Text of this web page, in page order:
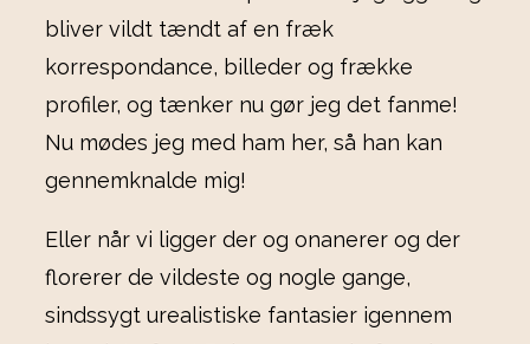
bliver vildt tændt af en fræk
korrespondance, billeder og frække
profiler, og tænker nu gør jeg det fanme!
Nu mødes jeg med ham her, så han kan
gennemknalde mig!
Eller når vi ligger der og onanerer og der
florerer de vildeste og nogle gange,
sindssygt urealistiske fantasier igennem